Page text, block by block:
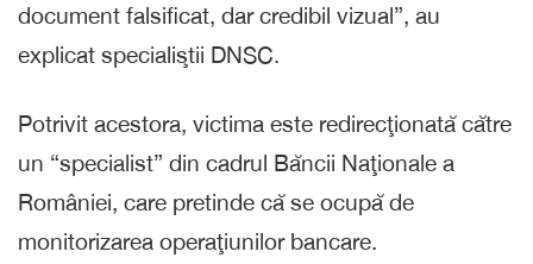
document falsificat, dar credibil vizual”, au
explicat specialiştii DNSC.
Potrivit acestora, victima este redirecţionată către
un “specialist” din cadrul Băncii Naţionale a
României, care pretinde că se ocupă de
monitorizarea operaţiunilor bancare.